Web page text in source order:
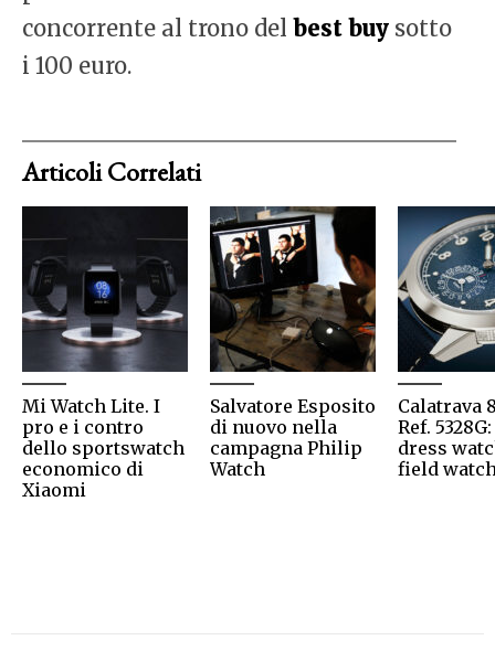
concorrente al trono del best buy sotto
i 100 euro.
Articoli Correlati
Mi Watch Lite. I
pro e i contro
dello sportswatch
economico di
Xiaomi
Salvatore Esposito
di nuovo nella
campagna Philip
Watch
Calatrava
Ref.
dress
field